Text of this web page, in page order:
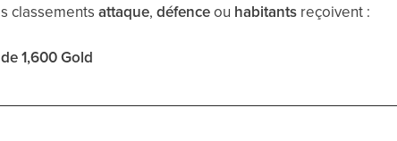
classementsattaque,défenceou habitants reçoivent :
1,600 Gold